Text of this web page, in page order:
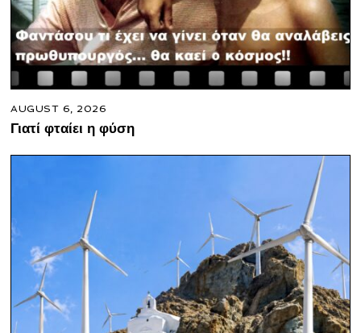
AUGUST 6, 2026
Γιατί φταίει η φύση